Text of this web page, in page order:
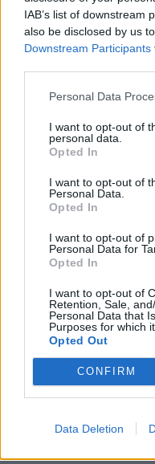
IAB’s list of downstream
also be disclosed by us
Downstream Participants
Personal Data
I want to opt-out of
personal data.
Opted In
I want to opt-out of
Personal Data.
Opted In
I want to opt-out of
Personal Data for
Opted In
I want to opt-out of
Retention, Sale,
Personal Data that
Purposes for which
Opted Out
CONFIRM
Data Deletion
felvételi jegyzék